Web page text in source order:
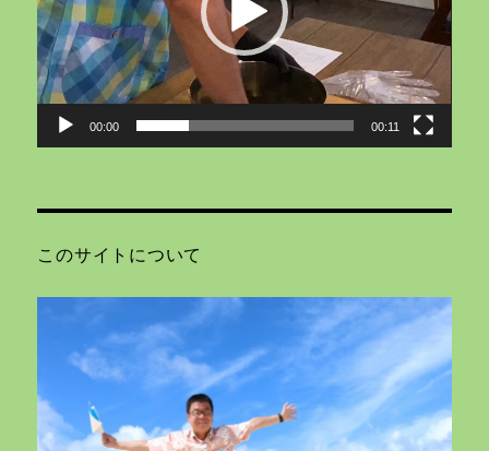
ー
ヤ
ー
00:00 00:11
このサイトについて